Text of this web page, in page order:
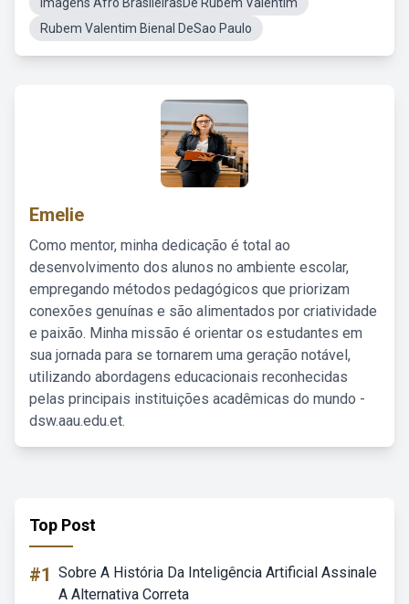
Rubem Valentim Bienal DeSao Paulo
Emelie
Como mentor, minha dedicação é total ao
desenvolvimento dos alunos no ambiente escolar,
empregando métodos pedagógicos que priorizam
conexões genuínas e são alimentados por criatividade
e paixão. Minha missão é orientar os estudantes em
sua jornada para se tornarem uma geração notável,
utilizando abordagens educacionais reconhecidas
pelas principais instituições acadêmicas do mundo -
dsw.aau.edu.et.
Top Post
#1 Sobre A História Da Inteligência Artificial Assinale
A Alternativa Correta